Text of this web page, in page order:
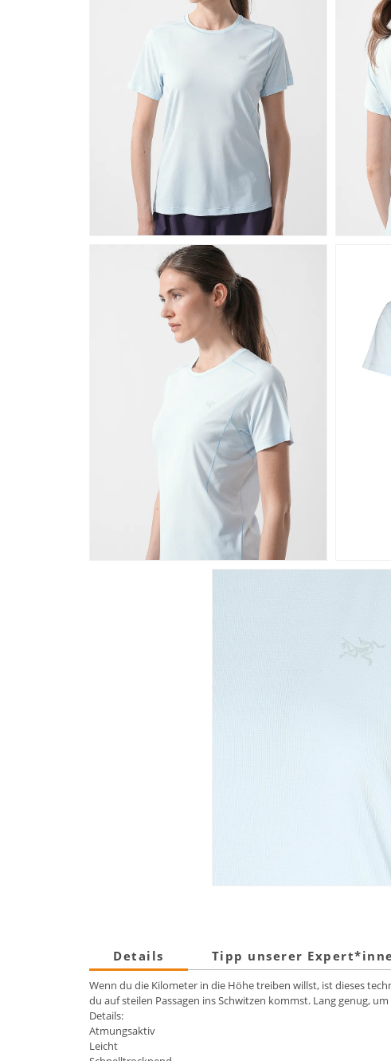
Details Tipp unserer
Wenn du die Kilometer in die Höhe treiben willst, ist dieses
du auf steilen Passagen ins Schwitzen kommst. Lang genug,
Details:
Atmungsaktiv
Leicht